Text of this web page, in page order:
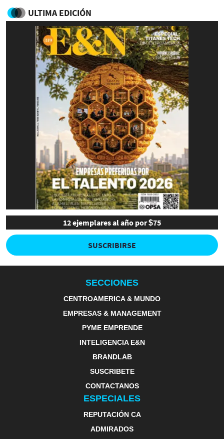
ULTIMA EDICIÓN
12 ejemplares al año por $75
SUSCRIBIRSE
SECCIONES
CENTROAMERICA & MUNDO
EMPRESAS & MANAGEMENT
PYME EMPRENDE
INTELIGENCIA E&N
BRANDLAB
SUSCRIBETE
CONTACTANOS
ESPECIALES
REPUTACIÓN CA
ADMIRADOS